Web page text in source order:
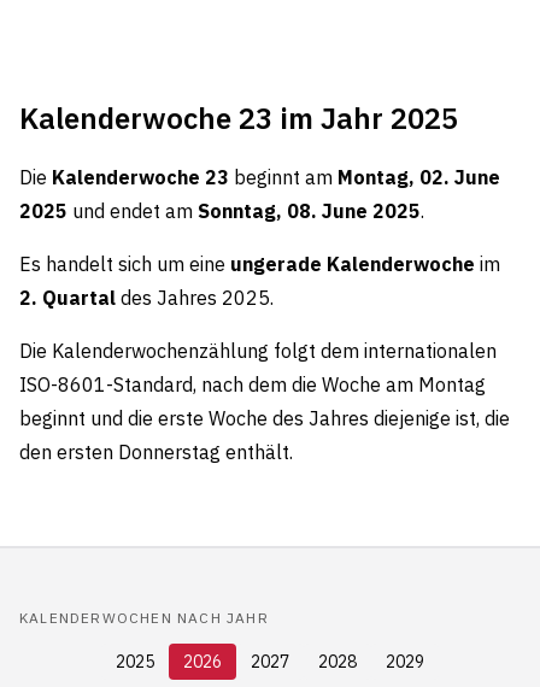
Kalenderwoche 23 im Jahr 2025
Die Kalenderwoche 23 beginnt am Montag, 02. June
2025 und endet am Sonntag, 08. June 2025.
Es handelt sich um eine ungerade Kalenderwoche im
2. Quartal des Jahres 2025.
Die Kalenderwochenzählung folgt dem internationalen
ISO-8601-Standard, nach dem die Woche am Montag
beginnt und die erste Woche des Jahres diejenige ist, die
den ersten Donnerstag enthält.
KALENDERWOCHEN NACH JAHR
2025 2026 2027 2028 2029